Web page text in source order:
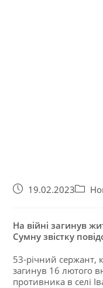
19.02.2023
На війні загинув
Сумну звістку
53-річний
загинув 16 лютого
противника в селі